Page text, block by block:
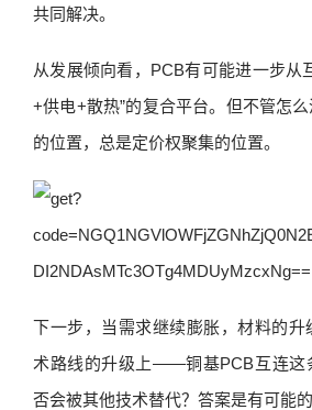
共同解决。
从发展倾向看，PCB有可能进一步从
+供电+散热”的复合平台。但不管怎
的位置，总是定价权聚集的位置。
下一步，当需求继续膨胀，材料的升
术路线的升级上——铜基PCB互连这
否会被其他技术替代？答案是有可能的